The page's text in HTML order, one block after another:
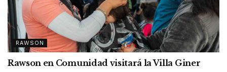
RAWSON
Rawson en Comunidad visitará la Villa Giner